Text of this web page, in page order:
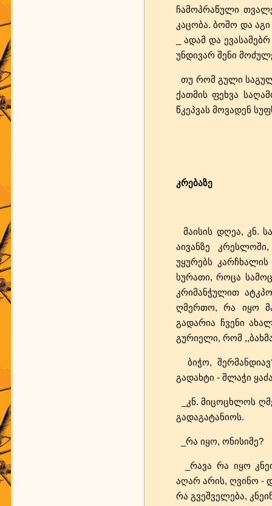
ჩამოპრაწული
კაცობა. ბოშო და აგი
_ ადამ და
უნდივარ შენი
თუ რომ გული
ქათმის ფეხვა
წკეპვას მოვადენ
კრებაზე
მაისის დღეა, კნ.
აივანზე
უყურებს
სურათი, როცა
კრიმანჭულით
ღმერთო, რა იყო
გადარია ჩვენი
გურიელი, რომ
ბიჭო,
გადახტი - შლაჭი
_კნ. მიცოცხლოს
გადაგატანიოს.
_რა იყო, ონისიმე?
_რავა რა იყო
აღარ არის, ღვინო -
რა გვეშველება,